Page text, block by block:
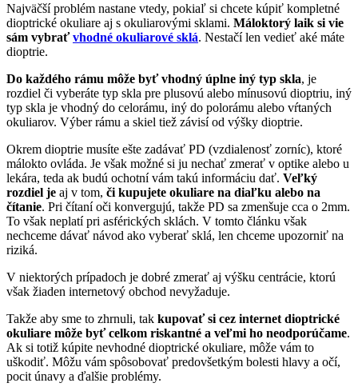
Najväčší problém nastane vtedy, pokiaľ si chcete kúpiť kompletné
dioptrické okuliare aj s okuliarovými sklami. Máloktorý laik si vie
sám vybraťvhodné okuliarové sklá. Nestačí len vedieť aké máte
dioptrie.
Do každého rámu môže byť vhodný úplne iný typ skla, je
rozdiel či vyberáte typ skla pre plusovú alebo mínusovú dioptriu, iný
typ skla je vhodný do celorámu, iný do polorámu alebo vŕtaných
okuliarov. Výber rámu a skiel tiež závisí od výšky dioptrie.
Okrem dioptrie musíte ešte zadávať PD (vzdialenosť zorníc), ktoré
málokto ovláda. Je však možné si ju nechať zmerať v optike alebo u
lekára, teda ak budú ochotní vám takú informáciu dať. Veľký
rozdiel je aj v tom, či kupujete okuliare na diaľku alebo na
čítanie. Pri čítaní oči konvergujú, takže PD sa zmenšuje cca o 2mm.
To však neplatí pri asférických sklách. V tomto článku však
nechceme dávať návod ako vyberať sklá, len chceme upozorniť na
riziká.
V niektorých prípadoch je dobré zmerať aj výšku centrácie, ktorú
však žiaden internetový obchod nevyžaduje.
Takže aby sme to zhrnuli, tak kupovať si cez internet dioptrické
okuliare môže byť celkom riskantné a veľmi ho neodporúčame.
Ak si totiž kúpite nevhodné dioptrické okuliare, môže vám to
uškodiť. Môžu vám spôsobovať predovšetkým bolesti hlavy a očí,
pocit únavy a ďalšie problémy.